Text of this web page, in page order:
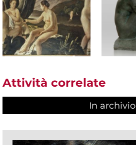
Attività correlate
In archivio